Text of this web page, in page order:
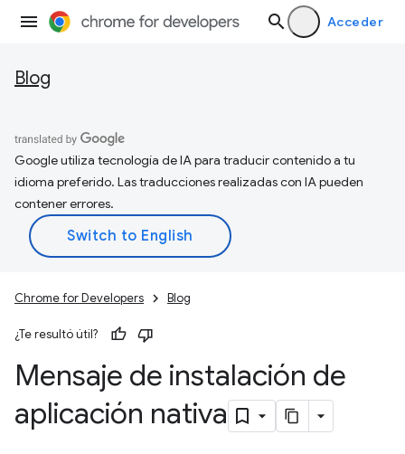
Acceder
Blog
Google utiliza tecnología de IA para traducir contenido a tu
idioma preferido. Las traducciones realizadas con IA pueden
contener errores.
Chrome for Developers Blog
¿Te resultó útil?
Mensaje de instalación de
aplicación nativa